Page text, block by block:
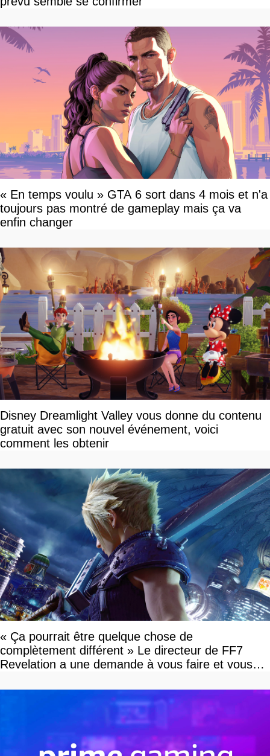
« En temps voulu » GTA 6 sort dans 4 mois et n'a
toujours pas montré de gameplay mais ça va
enfin changer
Disney Dreamlight Valley vous donne du contenu
gratuit avec son nouvel événement, voici
comment les obtenir
« Ça pourrait être quelque chose de
complètement différent » Le directeur de FF7
Revelation a une demande à vous faire et vous